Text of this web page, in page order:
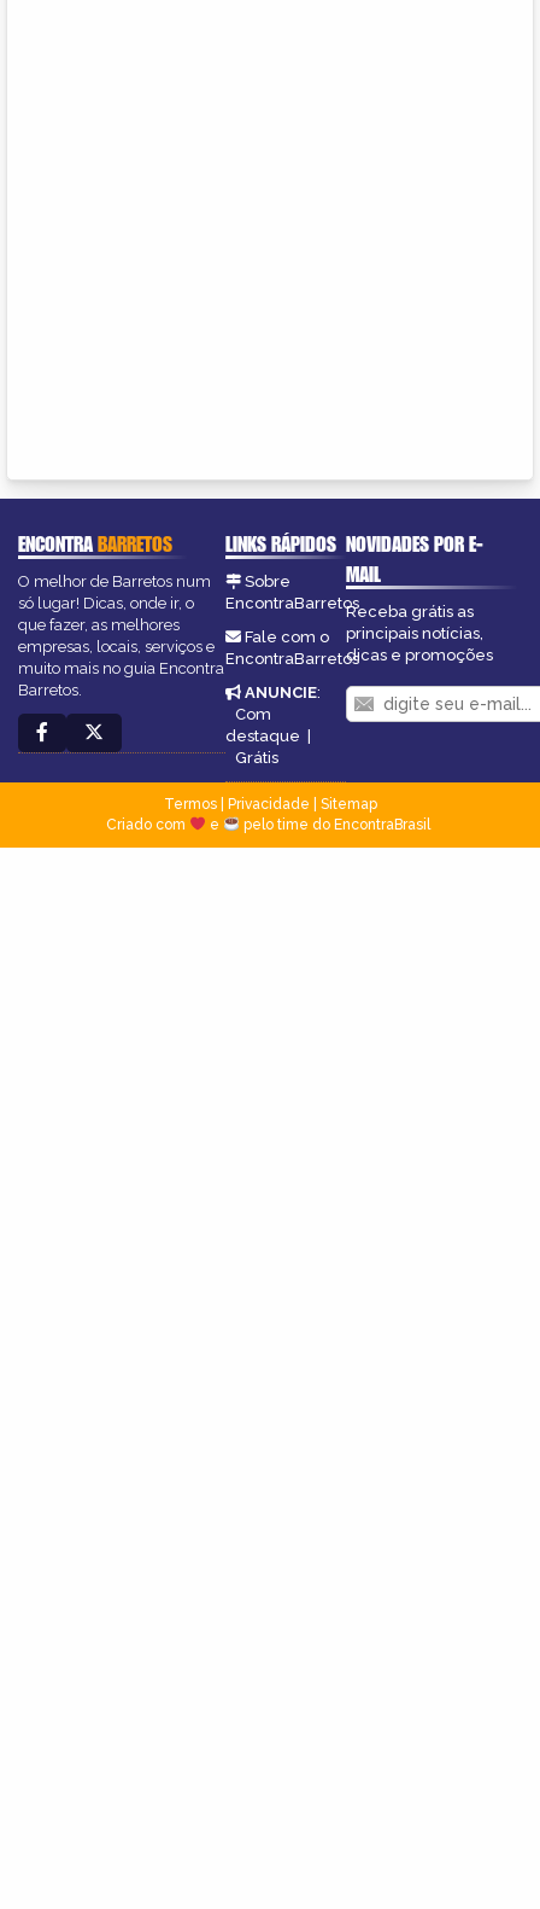
ENCONTRABARRETOS
O melhor de Barretos num
só lugar! Dicas, onde ir, o
que fazer, as melhores
empresas, locais, serviços e
muito mais no guia Encontra
Barretos.
LINKS RÁPIDOS
Sobre
EncontraBarretos
Fale com o
EncontraBarretos
ANUNCIE:
Com
destaque |
Grátis
NOVIDADES POR E-
MAIL
Receba grátis as
principais notícias,
dicas e promoções
Termos| Privacidade
Sitemap
Criado com
e pelo time do EncontraBrasil